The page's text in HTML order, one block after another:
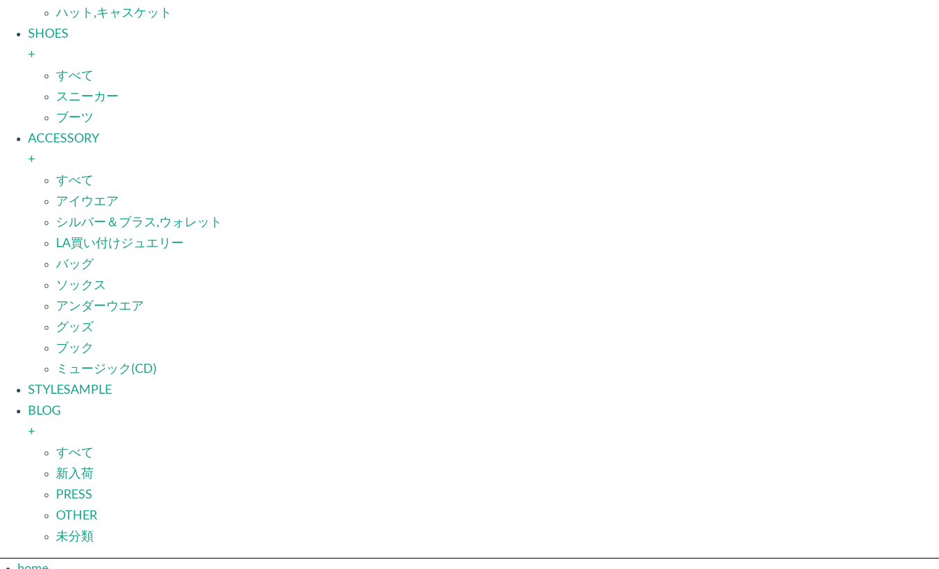
ハット,キャスケット
SHOES
+
すべて
スニーカー
ブーツ
ACCESSORY
+
すべて
アイウエア
シルバー＆ブラス,ウォレット
LA買い付けジュエリー
バッグ
ソックス
アンダーウエア
グッズ
ブック
ミュージック(CD)
STYLESAMPLE
BLOG
+
すべて
新入荷
PRESS
OTHER
未分類